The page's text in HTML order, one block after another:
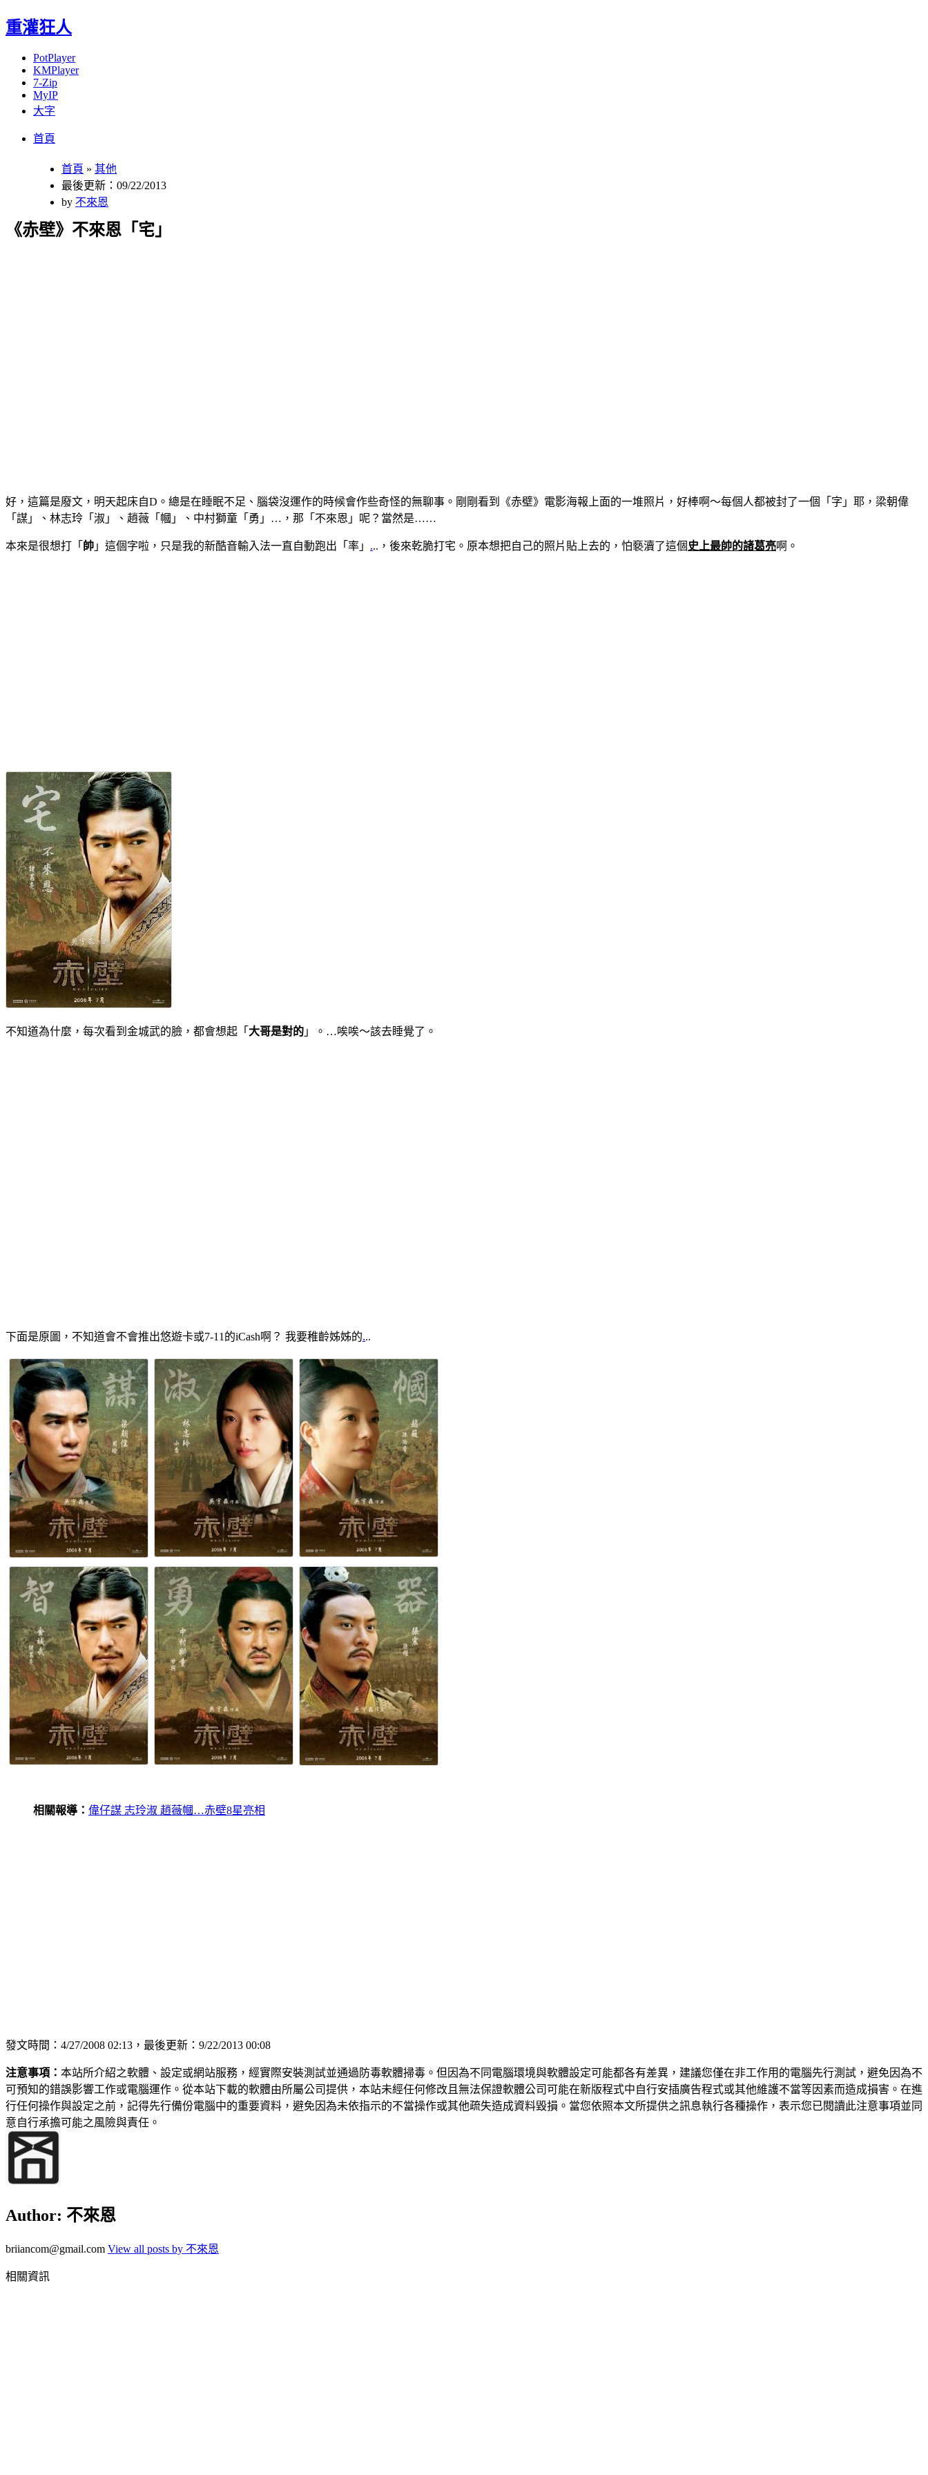
重灌狂人
PotPlayer
KMPlayer
7-Zip
MyIP
大字
首頁
首頁 » 其他
最後更新：09/22/2013
by 不來恩
《赤壁》不來恩「宅」
好，這篇是廢文，明天起床自D。總是在睡眠不足、腦袋沒運作的時候會作些奇怪的無聊事。剛剛看到《赤壁》電影海報上面的一堆照片，好棒啊～每個人都被封了一個「字」耶，梁朝偉
「謀」、林志玲「淑」、趙薇「幗」、中村獅童「勇」…，那「不來恩」呢？當然是……
本來是很想打「 帥 」這個字啦，只是我的新酷音輸入法一直自動跑出「率」 ...，後來乾脆打宅。原本想把自己的照片貼上去的，怕褻瀆了這個 史上最帥的諸葛亮啊。
不知道為什麼，每次看到金城武的臉，都會想起「 大哥是對的 」。…唉唉～該去睡覺了。
下面是原圖，不知道會不會推出悠遊卡或7-11的iCash啊？ 我要稚齡姊姊的...
相關報導： 偉仔謀 志玲淑 趙薇幗…赤壁8星亮相
發文時間：4/27/2008 02:13，最後更新：9/22/2013 00:08
注意事項： 本站所介紹之軟體、設定或網站服務，經實際安裝測試並通過防毒軟體掃毒。但因為不同電腦環境與軟體設定可能都各有差異，建議您僅在非工作用的電腦先行測試，避免因為不
可預知的錯誤影響工作或電腦運作。從本站下載的軟體由所屬公司提供，本站未經任何修改且無法保證軟體公司可能在新版程式中自行安插廣告程式或其他維護不當等因素而造成損害。在進
行任何操作與設定之前，記得先行備份電腦中的重要資料，避免因為未依指示的不當操作或其他疏失造成資料毀損。當您依照本文所提供之訊息執行各種操作，表示您已閱讀此注意事項並同
意自行承擔可能之風險與責任。
Author: 不來恩
briiancom@gmail.com View all posts by 不來恩
相關資訊